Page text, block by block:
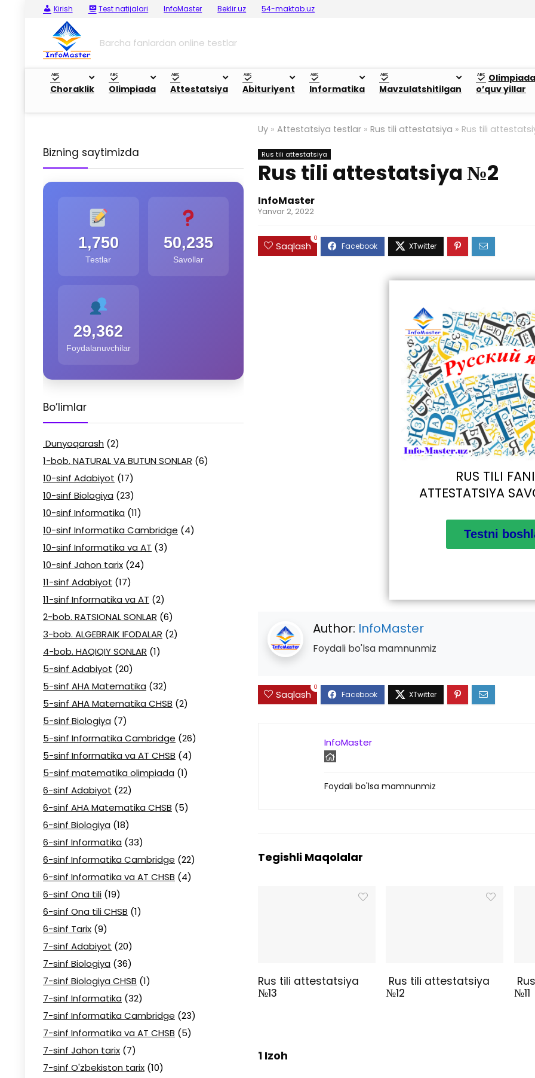
Kirish Test natijalari InfoMaster Beklir.uz 54-maktab.uz
Barcha fanlardan online testlar
Choraklik Olimpiada Attestatsiya Abituriyent Informatika Mavzulatshitilgan
o’quv yillar
Uy » Attestatsiya testlar » Rus tili attestatsiya » Rus tili
Rus tili attestatsiya
Rus tili attestatsiya №2
InfoMaster
Yanvar 2, 2022
Saqlash
0
RUS TILI
ATTESTATSIYA
Author: InfoMaster
Foydali bo'lsa mamnunmiz
Saqlash
0
InfoMaster
Foydali bo'lsa mamnunmiz
Tegishli Maqolalar
Rus tili attestatsiya
№13
Rus tili attestatsiya
№12
№11
1 Izoh
Bizning saytimizda
1,750
Testlar
50,235
Savollar
29,362
Foydalanuvchilar
Bo’limlar
Dunyoqarash (2)
1-bob. NATURAL VA BUTUN SONLAR (6)
10-sinf Adabiyot (17)
10-sinf Biologiya (23)
10-sinf Informatika (11)
10-sinf Informatika Cambridge (4)
10-sinf Informatika va AT (3)
10-sinf Jahon tarix (24)
11-sinf Adabiyot (17)
11-sinf Informatika va AT (2)
2-bob. RATSIONAL SONLAR (6)
3-bob. ALGEBRAIK IFODALAR (2)
4-bob. HAQIQIY SONLAR (1)
5-sinf Adabiyot (20)
5-sinf AHA Matematika (32)
5-sinf AHA Matematika CHSB (2)
5-sinf Biologiya (7)
5-sinf Informatika Cambridge (26)
5-sinf Informatika va AT CHSB (4)
5-sinf matematika olimpiada (1)
6-sinf Adabiyot (22)
6-sinf AHA Matematika CHSB (5)
6-sinf Biologiya (18)
6-sinf Informatika (33)
6-sinf Informatika Cambridge (22)
6-sinf Informatika va AT CHSB (4)
6-sinf Ona tili (19)
6-sinf Ona tili CHSB (1)
6-sinf Tarix (9)
7-sinf Adabiyot (20)
7-sinf Biologiya (36)
7-sinf Biologiya CHSB (1)
7-sinf Informatika (32)
7-sinf Informatika Cambridge (23)
7-sinf Informatika va AT CHSB (5)
7-sinf Jahon tarix (7)
7-sinf O'zbekiston tarix (10)